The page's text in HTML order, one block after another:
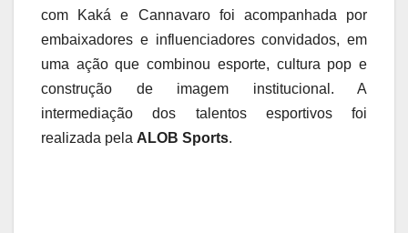
com Kaká e Cannavaro foi acompanhada por
embaixadores e influenciadores convidados, em
uma ação que combinou esporte, cultura pop e
construção de imagem institucional. A
intermediação dos talentos esportivos foi
realizada pela ALOB Sports.